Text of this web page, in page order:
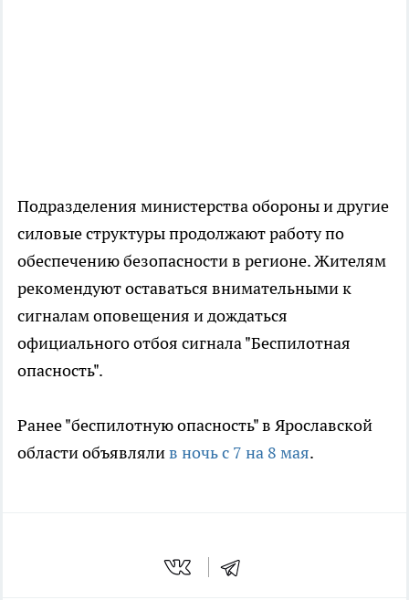
Подразделения министерства обороны и другие
силовые структуры продолжают работу по
обеспечению безопасности в регионе. Жителям
рекомендуют оставаться внимательными к
сигналам оповещения и дождаться
официального отбоя сигнала "Беспилотная
опасность".
Ранее "беспилотную опасность" в Ярославской
области объявлялив ночь с 7 на 8 мая.